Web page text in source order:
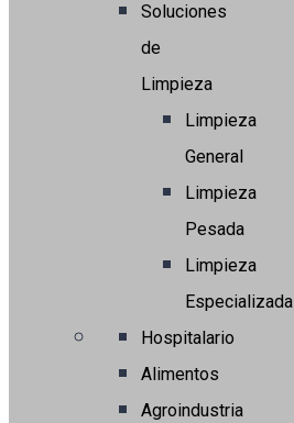
Soluciones
de
Limpieza
Limpieza
General
Limpieza
Pesada
Limpieza
Especializada
Hospitalario
Alimentos
Agroindustria